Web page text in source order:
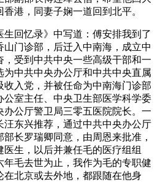
港，同妻子娴一道回到北平。
回忆录》中写道：傅安排我到了
门诊部，后迁入中南海，成立中
受到中共中央一些高级干部和一
中共中央办公厅和中共中央直属
入党，并被任命为中南海门诊部
公室主任、中央卫生部医学科学委
办公厅警卫局三零五医院院长。一
汪东兴推荐，通过中共中央办公厅
长罗瑞卿同意，由周恩来批准，
生，以后并兼任毛的医疗组组
毛去世为止，我作为毛的专职健
在北京或去外地，都跟随在他身